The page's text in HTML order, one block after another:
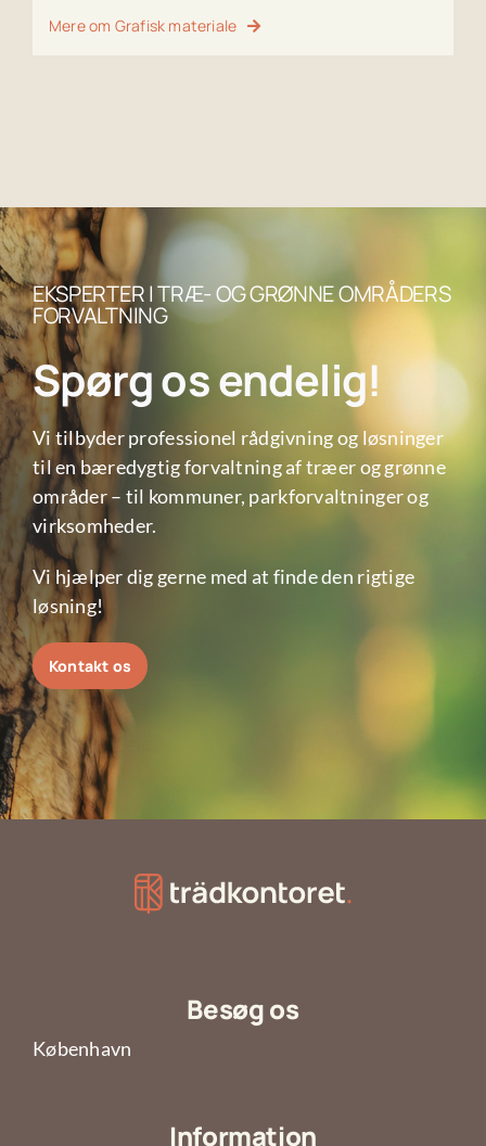
Mere om Grafisk materiale
EKSPERTER I TRÆ- OG GRØNNE OMRÅDERS
FORVALTNING
Spørg os endelig!
Vi tilbyder professionel rådgivning og løsninger
til en bæredygtig forvaltning af træer og grønne
områder – til kommuner, parkforvaltninger og
virksomheder.
Vi hjælper dig gerne med at finde den rigtige
løsning!
Kontakt os
Besøg os
København
Information